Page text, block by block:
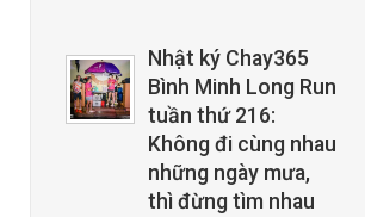
Nhật ký Chay365
Bình Minh Long Run
tuần thứ 216:
Không đi cùng nhau
những ngày mưa,
thì đừng tìm nhau